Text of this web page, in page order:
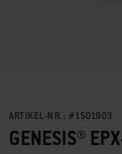
ARTIKEL-NR.: #1501903
GENESIS®